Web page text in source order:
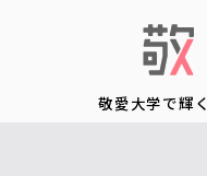
敬愛大学で輝く